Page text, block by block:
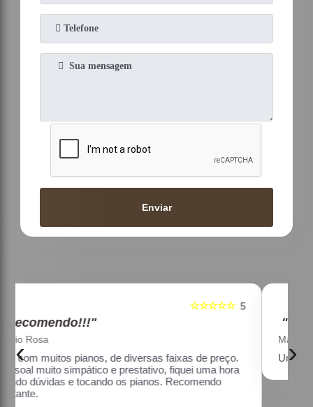
Enviar
☆☆☆☆☆
"Recomendo!!!"
Maria Lúcia Franco Paião
Uma ótima loja, com pianos bons, amei.
‹ ›